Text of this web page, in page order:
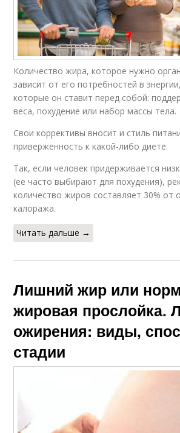
Количество жира, которое нужно
зависит от его потребностей в
которые он ставит перед собой:
веса, похудение или набор массы тела.
Свои коррективы вносит и стиль
приверженность к какой-либо диете.
Так, если человек придерживается
(ее часто выбирают для похудения),
количество жиров составляет 30% от
калоража.
Читать дальше →
Лишний жир или
жировая прослойка.
ожирения: виды,
стадии